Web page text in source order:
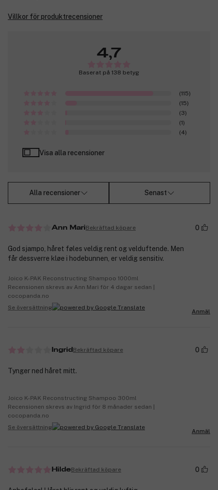
Villkor för produktrecensioner
4,7
Baserat på 138 betyg
(115)
(15)
(3)
(1)
(4)
Visa alla recensioner
Alla recensioner Senast
Ann MariBekräftad köpare 0
God sjampo, håret føles veldig rent og velduftende. Men
får dessverre kløe i hodebunnen, er veldig sensitiv.
Joico K-PAK Reconstructing Shampoo 1000ml
Recensionen skrevs av Ann Mari för 4 dagar sedan |
cocopanda.no
Se översättning
Anmäl
Ingrid Bekräftad köpare 0
Tynger ned håret mitt.
Joico K-PAK Reconstructing Shampoo 300ml
Recensionen skrevs av Ingrid för 8 månader sedan |
cocopanda.no
Se översättning
Anmäl
HildeBekräftad köpare 0